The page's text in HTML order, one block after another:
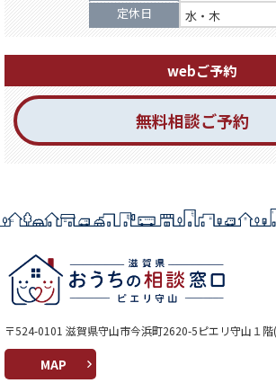
定休日
水・木
webご予約
無料相談ご予約
〒524-0101 滋賀県守山市今浜町2620-5ピエリ守山１
MAP